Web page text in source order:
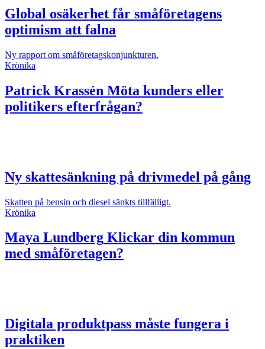
Global osäkerhet får småföretagens
optimism att falna
Ny rapport om småföretagskonjunkturen.
Krönika
Patrick Krassén Möta kunders eller
politikers efterfrågan?
Ny skattesänkning på drivmedel på gång
Skatten på bensin och diesel sänkts tillfälligt.
Krönika
Maya Lundberg Klickar din kommun
med småföretagen?
Digitala produktpass måste fungera i
praktiken